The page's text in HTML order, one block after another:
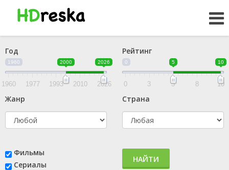
Год
1960 2000 2026
1960 1977 1993 2010 2026
Рейтинг
0 5 10
0 3 5 8 10
Жанр Страна
Фильмы
Сериалы
НАЙТИ